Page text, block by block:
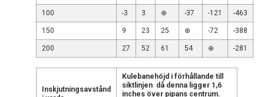
100 -3 3 ⊕ -37 -121 -463
150 9 23 25 ⊕ -72 -388
200 27 52 61 54 ⊕ -281
Inskjutningsavstånd
Kulebanehöjd i förhållande till
siktlinjen då denna ligger 1,6
inches över pipans centrum.